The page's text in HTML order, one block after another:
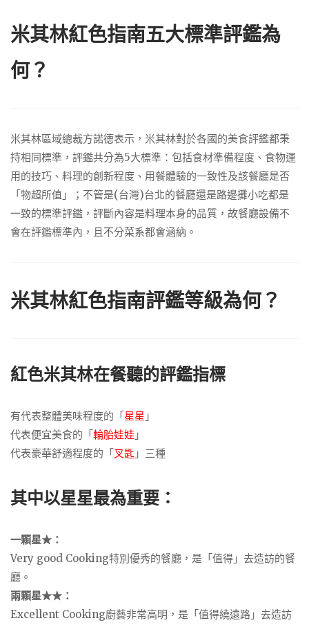
米其林紅色指南五大標準評鑑為
何？
米其林區域總裁方諾德表示，米其林對於各國的美食評鑑都秉
持相同標準，評鑑共分為5大標準：包括食材準備程度、食物運
用的技巧、料理的創新程度、用餐體驗的一致性及該餐廳是否
「物超所值」；不管是(台灣)台北的餐廳還是路邊攤小吃都是
一致的標準評鑑，評斷內容是料理本身的品質，故餐廳設備不
會在評鑑標準內，且不分菜系都會涵納。
米其林紅色指南評鑑等級為何？
紅色米其林在餐聽的評鑑指標
有代表整體美味程度的「星星 」
代表便宜美食的「輪胎娃娃 」
代表豪華舒適程度的「叉匙 」三種
其中以星星最為重要：
一顆星★：
Very good Cooking特別優秀的餐廳，是「值得」去造訪的餐
廳。
兩顆星★★：
Excellent Cooking廚藝非常高明，是「值得繞遠路」去造訪